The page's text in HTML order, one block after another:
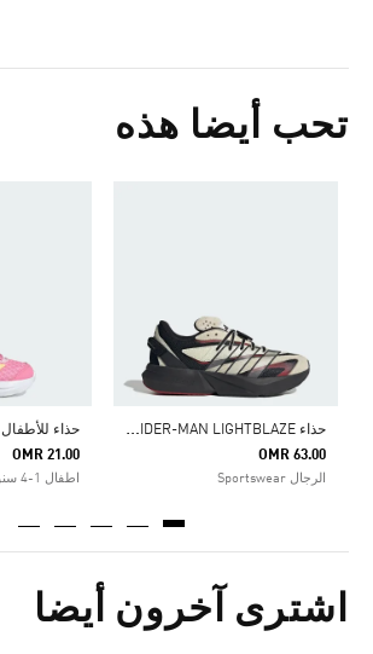
تحب أيضا هذه
ح
ذاء ADIDAS MARVEL SPIDER-MAN LIGHTBLAZE
OMR 63.00
الرجال Sportswear
حذاء للأطفال DURAMO SL2
OMR 21.00
اطفال 1-4 سنوات Sportswear
اشترى آخرون أيضا